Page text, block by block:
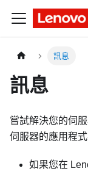
訊息
訊息
嘗試解決您的伺
伺服器的應用程
如果您在